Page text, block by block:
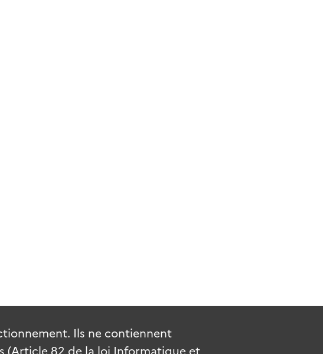
Ils ne contiennent
(Article 82 de la loi Informatique et